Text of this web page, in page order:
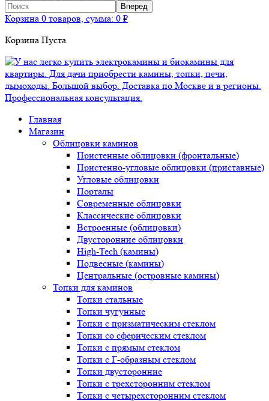
Корзина 0 товаров, сумма: 0 ₽
Корзина Пуста
Главная
Магазин
Облицовки каминов
Пристенные облицовки (фронтальные)
Пристенно-угловые облицовки (приставные)
Угловые облицовки
Порталы
Современные облицовки
Классические облицовки
Встроенные (облицовки)
Двусторонние облицовки
High-Tech (камины)
Подвесные (камины)
Центральные (островные камины)
Топки для каминов
Топки стальные
Топки чугунные
Топки с призматическим стеклом
Топки со сферическим стеклом
Топки с прямым стеклом
Топки с Г-образным стеклом
Топки двусторонние
Топки с трехсторонним стеклом
Топки с четырехсторонним стеклом